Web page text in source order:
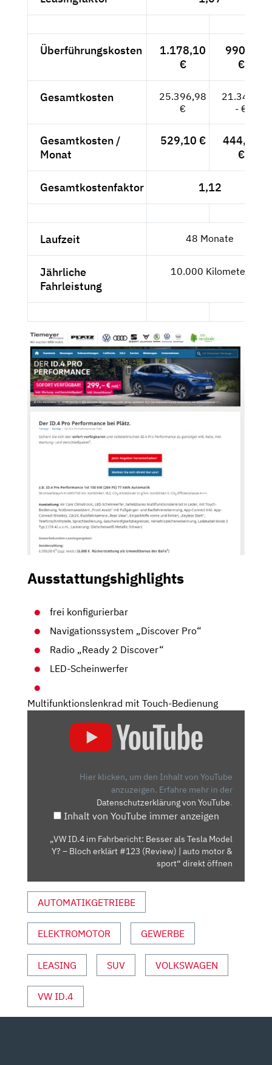
Überführungskosten
1.178,10
€
990,--
€
Gesamtkosten
25.396,98
€
21.342,-
- €
Gesamtkosten /
Monat
529,10 €
444,63
€
Gesamtkostenfaktor 1,12
Laufzeit 48 Monate
Jährliche
Fahrleistung
10.000 Kilometer
Ausstattungshighlights
frei konfigurierbar
Navigationssystem „Discover Pro“
Radio „Ready 2 Discover“
LED-Scheinwerfer
Multifunktionslenkrad mit Touch-Bedienung
MODEL
#123
(REVIEW)
|
AUTO
SPORT“
VON
YOUTUBE
Hier klicken, um den Inhalt von YouTube
anzuzeigen. Erfahre mehr in der
Datenschutzerklärung von YouTube.
Inhalt von YouTube immer anzeigen
„VW ID.4 im Fahrbericht: Besser als Tesla Model
Y? – Bloch erklärt #123 (Review) | auto motor &
sport“ direkt öffnen
AUTOMATIKGETRIEBE
ELEKTROMOTOR GEWERBE
LEASING SUV VOLKSWAGEN
VW ID.4